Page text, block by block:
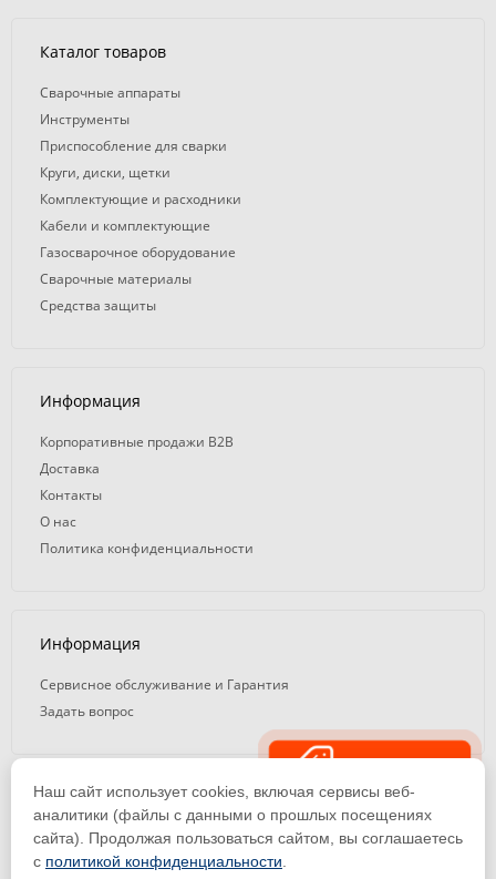
Каталог товаров
Сварочные аппараты
Инструменты
Приспособление для сварки
Круги, диски, щетки
Комплектующие и расходники
Кабели и комплектующие
Газосварочное оборудование
Сварочные материалы
Средства защиты
Информация
Корпоративные продажи B2B
Доставка
Контакты
О нас
Политика конфиденциальности
Информация
Сервисное обслуживание и Гарантия
Задать вопрос
© 2008 — 2026. ООО «ТК Вэлд Плюс»
Email: ideasvarki@wp116.ru
Тел.: 8 800 101-08-75 (с 10:00 до 19:00)
Наш сайт использует cookies, включая сервисы веб-
аналитики (файлы с данными о прошлых посещениях
сайта). Продолжая пользоваться сайтом, вы соглашаетесь
с политикой конфиденциальности